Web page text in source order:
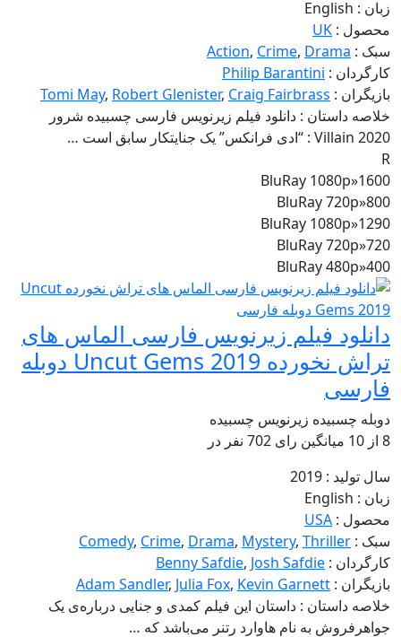
زبان : English
محصول : UK
سبک :
Action, Crime, Drama
کارگردان : Philip Barantini
بازیگران :
Tomi May, Robert Glenister, Craig Fairbrass
خلاصه داستان : دانلود فیلم زیرنویس فارسی چسبیده شرور
Villain 2020 : “ادی فرانکس” یک جنایتکار سابق است …
R
BluRay 1080p»1600
BluRay 720p»800
BluRay 1080p»1290
BluRay 720p»720
BluRay 480p»400
دانلود فیلم زیرنویس فارسی الماس های
تراش نخورده Uncut Gems 2019 دوبله
فارسی
دوبله چسبیده زیرنویس چسبیده
8 از 10 میانگین رای 702 نفر در
سال تولید : 2019
زبان : English
محصول : USA
سبک :
Comedy, Crime, Drama, Mystery, Thriller
کارگردان :
Benny Safdie, Josh Safdie
بازیگران :
Adam Sandler, Julia Fox, Kevin Garnett
خلاصه داستان : داستان این فیلم کمدی و جنایی درباره‌ی یک
جواهرفروش به نام هاوارد رتنر می‌باشد که …